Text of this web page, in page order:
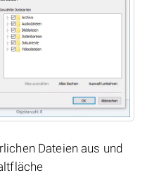
Dateien aus und